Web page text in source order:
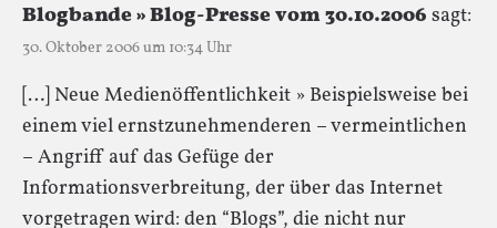
Blogbande » Blog-Presse vom 30.10.2006 sagt:
30. Oktober 2006 um 10:34 Uhr
[…] Neue Medienöffentlichkeit » Beispielsweise bei
einem viel ernstzunehmenderen – vermeintlichen
– Angriff auf das Gefüge der
Informationsverbreitung, der über das Internet
vorgetragen wird: den “Blogs”, die nicht nur